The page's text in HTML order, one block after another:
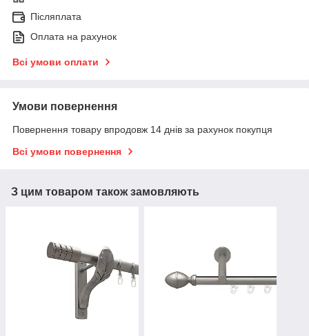
Післяплата
Оплата на рахунок
Всі умови оплати
Умови повернення
Повернення товару впродовж 14 днів за рахунок покупця
Всі умови повернення
З цим товаром також замовляють